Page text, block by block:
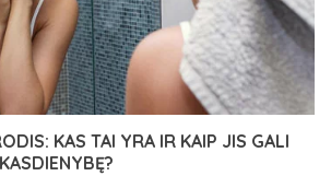
KAS TAI YRA IR KAIP JIS GALI